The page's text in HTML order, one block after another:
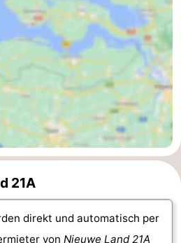
21A
direkt und automatisch per
von Nieuwe Land 21A